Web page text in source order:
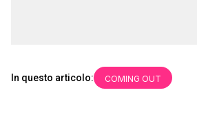
In questo articolo: COMING OUT